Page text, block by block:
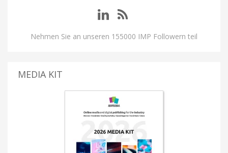
Nehmen Sie an unseren 155000 IMP Followern teil
MEDIA KIT